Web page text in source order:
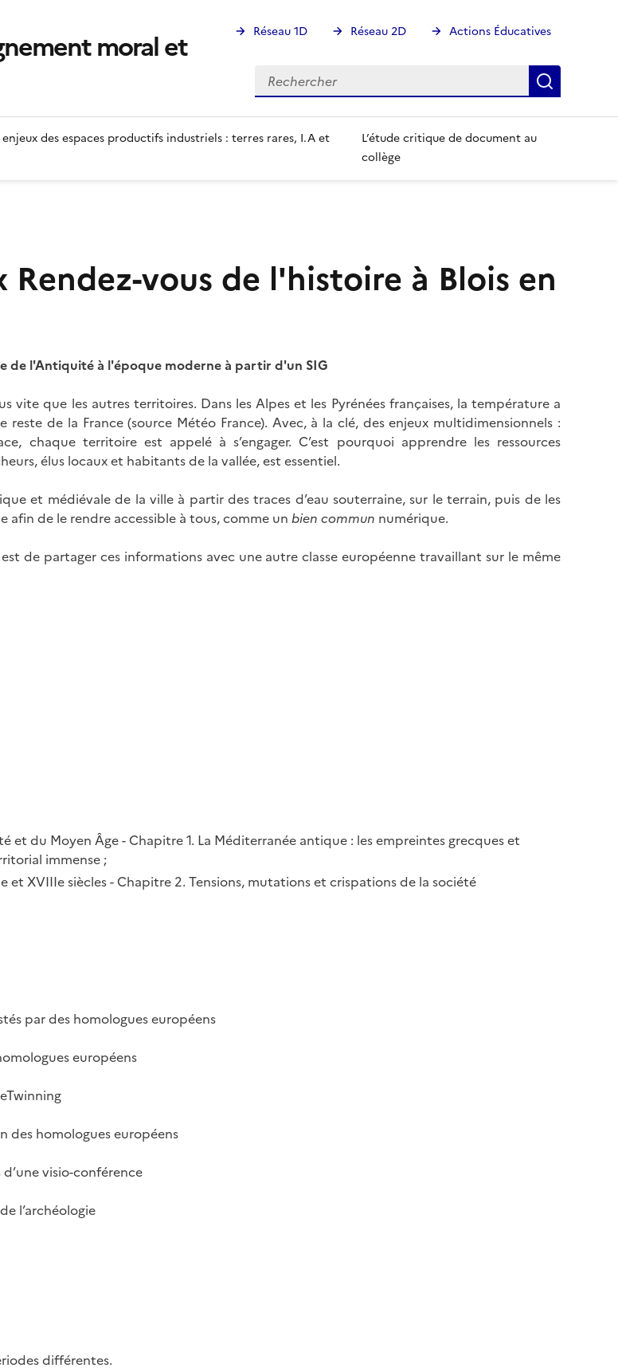
moral et Réseau 1D Réseau 2D Actions Éducatives
Rechercher
Rechercher
enjeux des espaces productifs industriels : terres rares, I.A et
L’étude critique de document au
collège
vous de l'histoire à Blois en
de l'Antiquité à l'époque moderne à partir d'un SIG
que les autres territoires. Dans les Alpes et les Pyrénées françaises, la température a
reste de la France (source Météo France). Avec, à la clé, des enjeux multidimensionnels :
chaque territoire est appelé à s’engager. C’est pourquoi apprendre les ressources
élus locaux et habitants de la vallée, est essentiel.
et médiévale de la ville à partir des traces d’eau souterraine, sur le terrain, puis de les
afin de le rendre accessible à tous, comme un bien commun numérique.
de partager ces informations avec une autre classe européenne travaillant sur le même
et du Moyen Âge - Chapitre 1. La Méditerranée antique : les empreintes grecques et
immense ;
et XVIIIe siècles - Chapitre 2. Tensions, mutations et crispations de la société
par des homologues européens
européens
des homologues européens
visio-conférence
l’archéologie
différentes.